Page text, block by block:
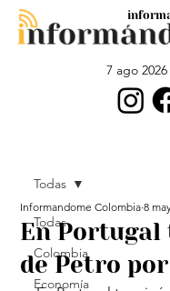
7 ago 2026
Todas
Colombia
Economía
Todas
En
de Petro
Informandome Colombia 8